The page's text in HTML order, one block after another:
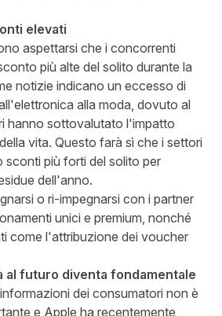
elevati
aspettarsi che i concorrenti
più alte del solito durante la
notizie indicano un eccesso di
alla moda, dovuto al
hanno sottovalutato l'impatto
vita. Questo farà sì che i settori
più forti del solito per
dell'anno.
o ri-impegnarsi con i partner
unici e premium, nonché
come l'attribuzione dei voucher
al futuro diventa fondamentale
dei consumatori non è
e Apple ha recentemente